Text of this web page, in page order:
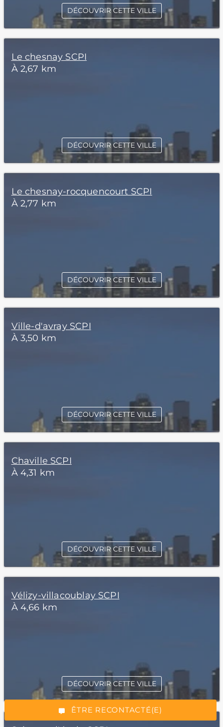
“Excellent”, 165 avis
ÊTRE RECONTACTÉ(E)
DÉCOUVRIR CETTE VILLE
Le chesnay SCPI
À 2,67 km
DÉCOUVRIR CETTE VILLE
Le chesnay-rocquencourt SCPI
À 2,77 km
DÉCOUVRIR CETTE VILLE
Ville-d'avray SCPI
À 3,50 km
DÉCOUVRIR CETTE VILLE
Chaville SCPI
À 4,31 km
DÉCOUVRIR CETTE VILLE
Vélizy-villacoublay SCPI
À 4,66 km
DÉCOUVRIR CETTE VILLE